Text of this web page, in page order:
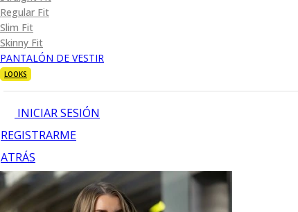
Regular Fit
Slim Fit
Skinny Fit
PANTALÓN DE VESTIR
LOOKS
INICIAR SESIÓN
REGISTRARME
ATRÁS